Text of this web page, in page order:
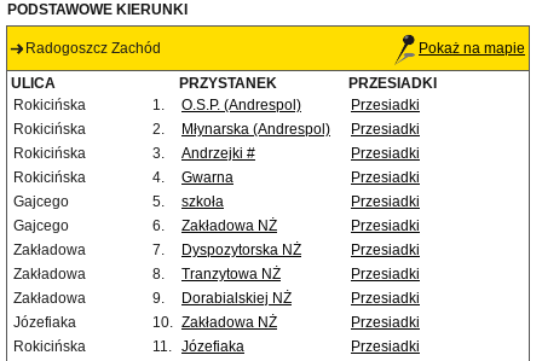
PODSTAWOWE KIERUNKI
Radogoszcz Zachód Pokaż na mapie
ULICA PRZYSTANEK
PRZESIADKI
Rokicińska
1. O.S.P. (Andrespol)
Przesiadki
Rokicińska
2. Młynarska (Andrespol)
Przesiadki
Rokicińska
3. Andrzejki #
Przesiadki
Rokicińska
4. Gwarna
Przesiadki
Gajcego
5. szkoła
Przesiadki
Gajcego
6. Zakładowa NŻ
Przesiadki
Zakładowa
7. Dyspozytorska NŻ
Przesiadki
Zakładowa
8. Tranzytowa NŻ
Przesiadki
Zakładowa
9. Dorabialskiej NŻ
Przesiadki
Józefiaka
10. Zakładowa NŻ
Przesiadki
Rokicińska
11. Józefiaka
Przesiadki